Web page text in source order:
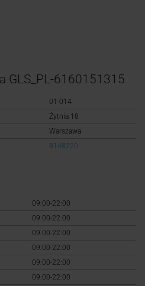
GLS_PL-6160151315
01-014
Żytnia 18
Warszawa
8148220
09:00-22:00
09:00-22:00
09:00-22:00
09:00-22:00
09:00-22:00
09:00-22:00